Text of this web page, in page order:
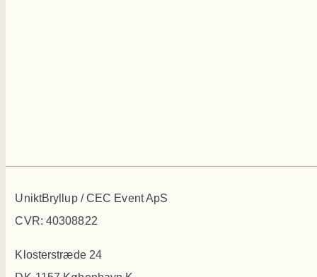
UniktBryllup / CEC Event ApS
CVR: 40308822
Klosterstræde 24